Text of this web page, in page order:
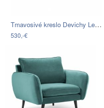
Tmavosivé kreslo Devichy Levie Glam
530,-€